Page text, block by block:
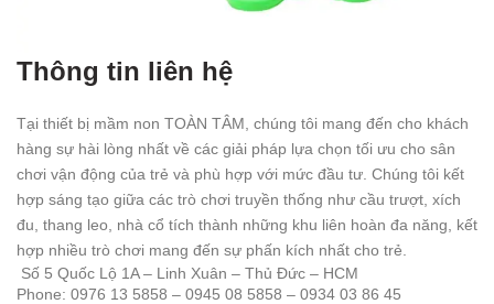
Thông tin liên hệ
Tại thiết bị mầm non TOÀN TÂM, chúng tôi mang đến cho khách
hàng sự hài lòng nhất về các giải pháp lựa chọn tối ưu cho sân
chơi vận động của trẻ và phù hợp với mức đầu tư. Chúng tôi kết
hợp sáng tạo giữa các trò chơi truyền thống như cầu trượt, xích
đu, thang leo, nhà cổ tích thành những khu liên hoàn đa năng, kết
hợp nhiều trò chơi mang đến sự phấn kích nhất cho trẻ.
Số 5 Quốc Lộ 1A – Linh Xuân – Thủ Đức – HCM
Phone: 0976 13 5858 – 0945 08 5858 – 0934 03 86 45